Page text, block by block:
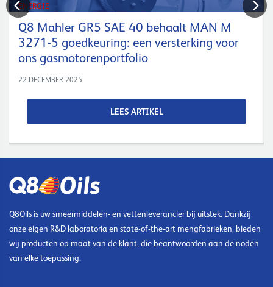
ENERGIE
Q8 Mahler GR5 SAE 40 behaalt MAN M
3271-5 goedkeuring: een versterking voor
ons gasmotorenportfolio
22 DECEMBER 2025
LEES ARTIKEL
Q8Oils is uw smeermiddelen- en vettenleverancier bij uitstek. Dankzij
onze eigen R&D laboratoria en state-of-the-art mengfabrieken, bieden
wij producten op maat van de klant, die beantwoorden aan de noden
van elke toepassing.